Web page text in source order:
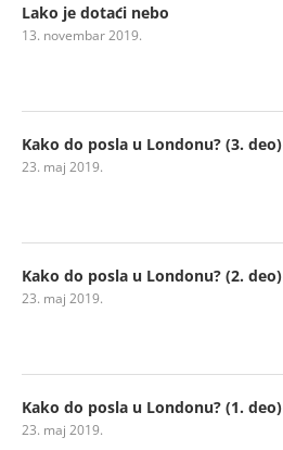
Lako je dotaći nebo
13. novembar 2019.
Kako do posla u Londonu? (3. deo)
23. maj 2019.
Kako do posla u Londonu? (2. deo)
23. maj 2019.
Kako do posla u Londonu? (1. deo)
23. maj 2019.